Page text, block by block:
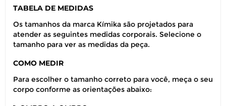
TABELA DE MEDIDAS
Os tamanhos da marca Kímika são projetados para
atender as seguintes medidas corporais. Selecione o
tamanho para ver as medidas da peça.
COMO MEDIR
Para escolher o tamanho correto para você, meça o seu
corpo conforme as orientações abaixo: